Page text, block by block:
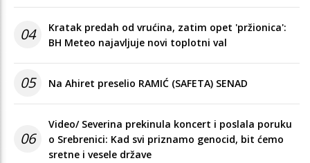
04
Kratak predah od vrućina, zatim opet 'pržionica':
BH Meteo najavljuje novi toplotni val
05 Na Ahiret preselio RAMIĆ (SAFETA) SENAD
06
Video/ Severina prekinula koncert i poslala poruku
o Srebrenici: Kad svi priznamo genocid, bit ćemo
sretne i vesele države